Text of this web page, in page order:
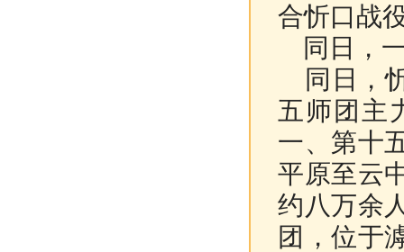
合忻口战
同日，
同日，
五师团主
一、第十
平原至云
约八万余
团，位于